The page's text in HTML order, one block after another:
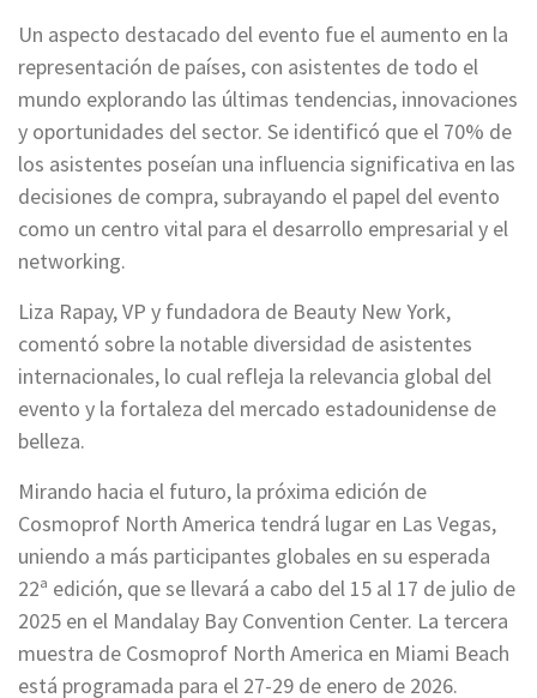
Un aspecto destacado del evento fue el aumento en la
representación de países, con asistentes de todo el
mundo explorando las últimas tendencias, innovaciones
y oportunidades del sector. Se identificó que el 70% de
los asistentes poseían una influencia significativa en las
decisiones de compra, subrayando el papel del evento
como un centro vital para el desarrollo empresarial y el
networking.
Liza Rapay, VP y fundadora de Beauty New York,
comentó sobre la notable diversidad de asistentes
internacionales, lo cual refleja la relevancia global del
evento y la fortaleza del mercado estadounidense de
belleza.
Mirando hacia el futuro, la próxima edición de
Cosmoprof North America tendrá lugar en Las Vegas,
uniendo a más participantes globales en su esperada
22ª edición, que se llevará a cabo del 15 al 17 de julio de
2025 en el Mandalay Bay Convention Center. La tercera
muestra de Cosmoprof North America en Miami Beach
está programada para el 27-29 de enero de 2026.